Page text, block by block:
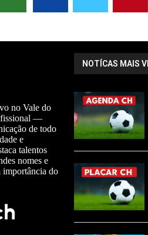
no Vale do
—
de todo
e
talentos
nomes e
importância do
NOTÍCAS MAIS